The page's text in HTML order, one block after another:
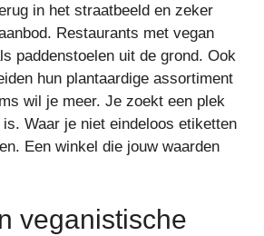
in het straatbeeld en zeker
Restaurants met vegan
paddenstoelen uit de grond. Ook
hun plantaardige assortiment
wil je meer. Je zoekt een plek
Waar je niet eindeloos etiketten
Een winkel die jouw waarden
veganistische